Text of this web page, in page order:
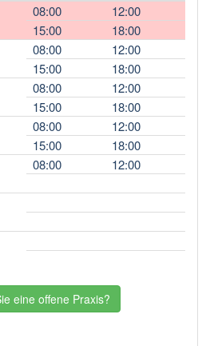
08:00
12:00
15:00
18:00
08:00
12:00
15:00
18:00
08:00
12:00
15:00
18:00
08:00
12:00
15:00
18:00
08:00 12:00
eine offene Praxis?